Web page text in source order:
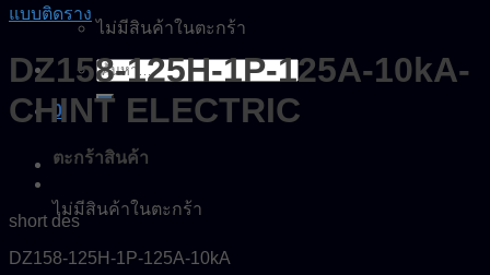
ไม่มีสินค้าในตะกร้า
ค้นหา:
0
ตะกร้าสินค้า
ไม่มีสินค้าในตะกร้า
แบบติดราง
DZ158-125H-1P-125A-10kA-
CHINT ELECTRIC
short des
DZ158-125H-1P-125A-10kA